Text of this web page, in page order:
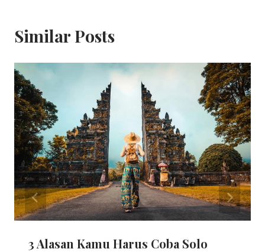
Similar Posts
3 Alasan Kamu Harus Coba Solo